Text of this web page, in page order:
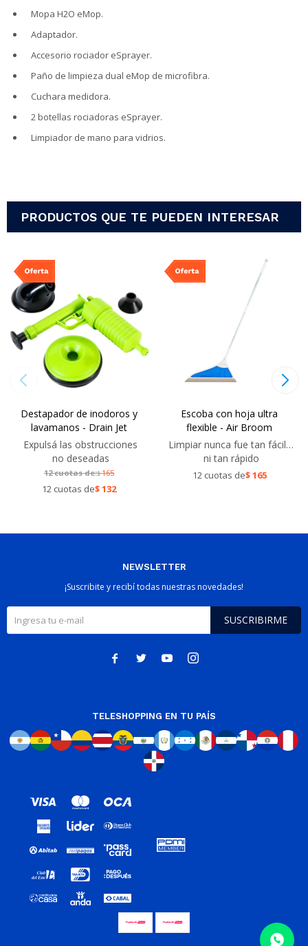
Mopa H2O eMop.
Adaptador.
Accesorio rociador eSprayer.
Paño de limpieza dual eMop de microfibra.
Cuchara medidora.
2 botellas rociadoras eSprayer.
Limpiador de mano para vidrios.
PRODUCTOS QUE TE PUEDEN INTERESAR
Destapador de inodoros y
lavamanos - Drain Jet
Expulsá las obstrucciones
no deseadas
12 cuotas de:$165
12 cuotas de$132
Escoba con hoja ultra
flexible - Air Broom
Limpiar nunca fue tan fácil…
ni tan rápido
12 cuotas de$165
NEWSLETTER
¡Suscribite y recibí todas nuestras novedades!
SUSCRIBIRME
   
TELESHOPPING EN TU PAÍS